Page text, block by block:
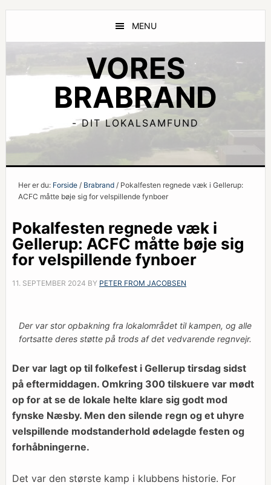
Skip
content
Skip
primary
Skip
footer
MENU
VORES
BRABRAND
- DIT LOKALSAMFUND
Her er du: Forside/ Brabrand/ Pokalfesten regnede væk i Gellerup:
ACFC måtte bøje sig for velspillende fynboer
Pokalfesten regnede væk i
Gellerup: ACFC måtte bøje sig
for velspillende fynboer
11. SEPTEMBER 2024 BY PETER FROM JACOBSEN
Der var stor opbakning fra lokalområdet til kampen, og alle
fortsatte deres støtte på trods af det vedvarende regnvejr.
Der var lagt op til folkefest i Gellerup tirsdag sidst
på eftermiddagen. Omkring 300 tilskuere var mødt
op for at se de lokale helte klare sig godt mod
fynske Næsby. Men den silende regn og et uhyre
velspillende modstanderhold ødelagde festen og
forhåbningerne.
Det var den største kamp i klubbens historie. For